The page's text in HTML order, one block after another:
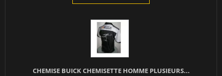
CHEMISE BUICK CHEMISETTE HOMME PLUSIEURS...